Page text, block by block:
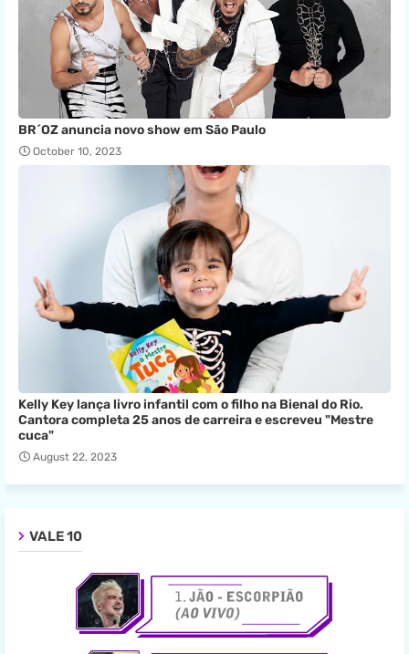
BR´OZ anuncia novo show em São Paulo
October 10, 2023
Kelly Key lança livro infantil com o filho na Bienal do Rio.
Cantora completa 25 anos de carreira e escreveu "Mestre
cuca"
August 22, 2023
VALE 10